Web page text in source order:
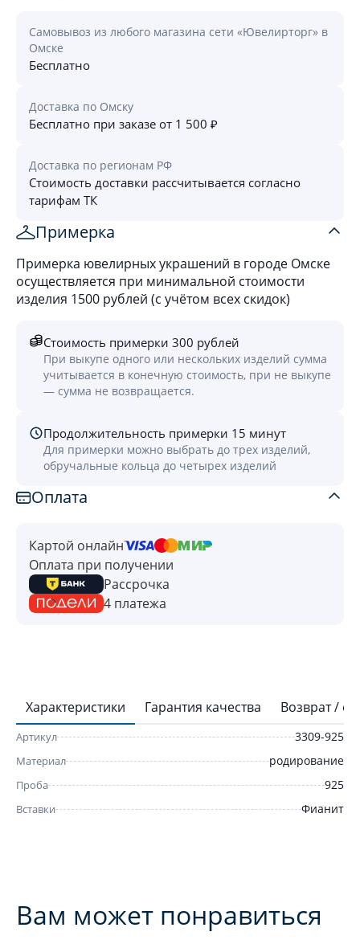
Самовывоз из любого магазина сети «Ювелирторг» в
Омске
Бесплатно
Доставка по Омску
Бесплатно при заказе от 1 500 ₽
Доставка по регионам РФ
Стоимость доставки рассчитывается согласно
тарифам ТК
Примерка
Примерка ювелирных украшений в городе Омске
осуществляется при минимальной стоимости
изделия 1500 рублей (с учётом всех скидок)
Стоимость примерки 300 рублей
При выкупе одного или нескольких изделий сумма
учитывается в конечную стоимость, при не выкупе
— сумма не возвращается.
Продолжительность примерки 15 минут
Для примерки можно выбрать до трех изделий,
обручальные кольца до четырех изделий
Оплата
Картой онлайн
Оплата при получении
Рассрочка
4 платежа
Характеристики Гарантия качества Возврат /
Артикул 3309-925
Материал родирование
Проба 925
Вставки Фианит
Вам может понравиться